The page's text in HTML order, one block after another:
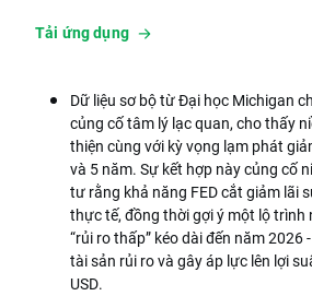
Tải ứng dụng
Dữ liệu sơ bộ từ Đại học Michigan
củng cố tâm lý lạc quan, cho thấy
thiện cùng với kỳ vọng lạm phát
và 5 năm. Sự kết hợp này củng cố
tư rằng khả năng FED cắt giảm lãi
thực tế, đồng thời gợi ý một lộ trình
“rủi ro thấp” kéo dài đến năm 2026
tài sản rủi ro và gây áp lực lên lợi
USD.